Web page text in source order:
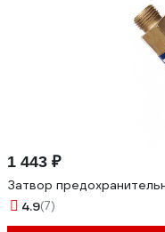
1 443 ₽
Затвор
4.9(7)